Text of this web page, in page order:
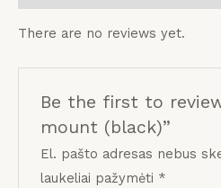
There are no reviews yet.
Be the first to
mount (black)”
El. pašto adresas nebus
laukeliai pažymėti *